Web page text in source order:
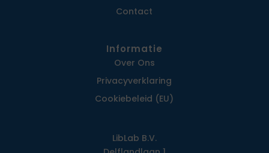
Contact
Informatie
Over Ons
Privacy­verklaring
Cookiebeleid (EU)
LibLab B.V.